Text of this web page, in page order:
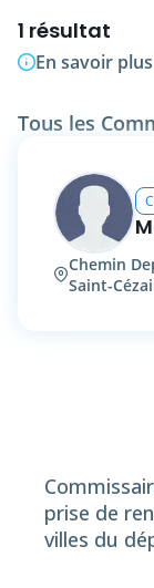
1 résultat
En savoir
Tous les
Chemin
Saint-
prise de
villes du